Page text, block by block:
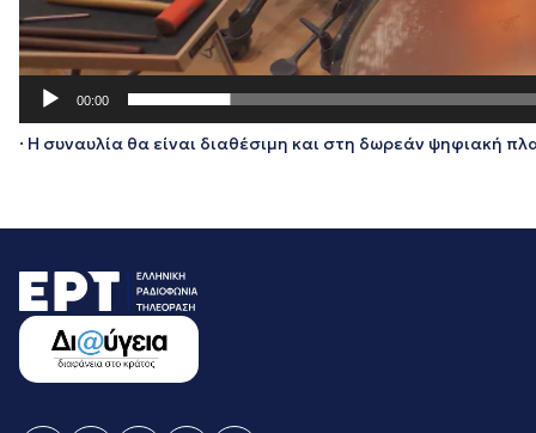
00:00
· Η συναυλία θα είναι διαθέσιμη και στη δωρεάν ψηφιακή